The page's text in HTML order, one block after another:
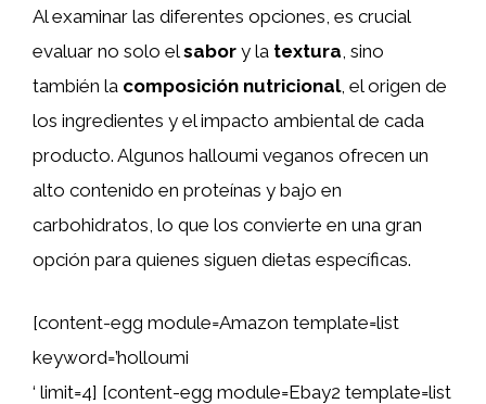
Al examinar las diferentes opciones, es crucial
evaluar no solo elsabor y la textura, sino
también la composición nutricional, el origen de
los ingredientes y el impacto ambiental de cada
producto. Algunos halloumi veganos ofrecen un
alto contenido en proteínas y bajo en
carbohidratos, lo que los convierte en una gran
opción para quienes siguen dietas específicas.
[content-egg module=Amazon template=list
keyword=’holloumi
‘ limit=4] [content-egg module=Ebay2 template=list